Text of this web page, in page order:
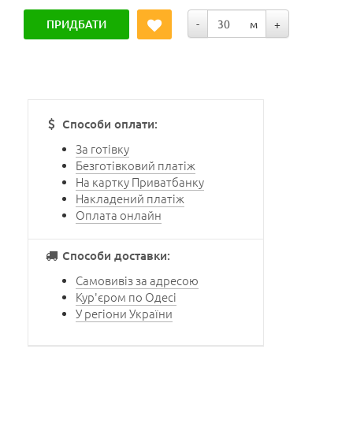
ПРИДБАТИ - м +
Способи оплати:
За готівку
Безготівковий платіж
На картку Приватбанку
Накладений платіж
Оплата онлайн
Способи доставки:
Самовивіз за адресою
Кур'єром по Одесі
У регіони України